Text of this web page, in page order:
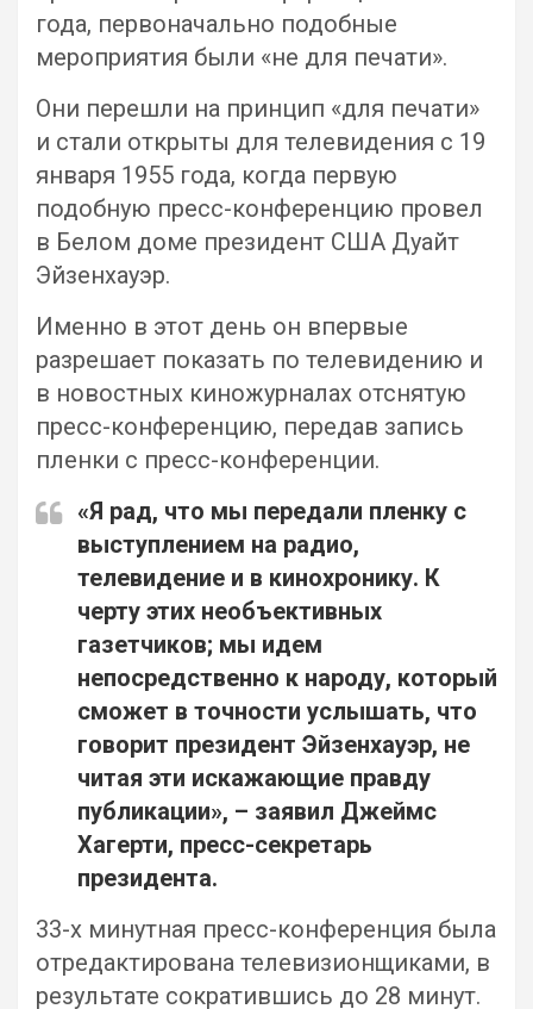
года, первоначально подобные
мероприятия были «не для печати».
Они перешли на принцип «для печати»
и стали открыты для телевидения с 19
января 1955 года, когда первую
подобную пресс-конференцию провел
в Белом доме президент США Дуайт
Эйзенхауэр.
Именно в этот день он впервые
разрешает показать по телевидению и
в новостных киножурналах отснятую
пресс-конференцию, передав запись
пленки с пресс-конференции.
«Я рад, что мы передали пленку с
выступлением на радио,
телевидение и в кинохронику. К
черту этих необъективных
газетчиков; мы идем
непосредственно к народу, который
сможет в точности услышать, что
говорит президент Эйзенхауэр, не
читая эти искажающие правду
публикации», – заявил Джеймс
Хагерти, пресс-секретарь
президента.
33-х минутная пресс-конференция была
отредактирована телевизионщиками, в
результате сократившись до 28 минут.